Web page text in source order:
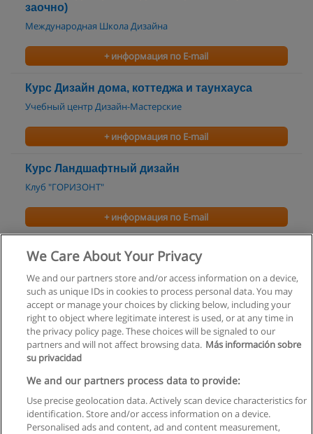
заочно)
Международная Школа Дизайна
+ информация по E-mail
Курс Дизайн дома, коттеджа и таунхауса
Учебный центр Дизайн-Мастерские
+ информация по E-mail
Курс Ландшафтный дизайн
Клуб "ГОРИЗОНТ"
+ информация по E-mail
Курс «Дизайнер-декоратор»
+ информация по E-mail
Правила пользования
Конфиденциальность информации
Напишите Educaedu
We Care About Your Privacy
We and our partners store and/or access information on a device,
such as unique IDs in cookies to process personal data. You may
accept or manage your choices by clicking below, including your
right to object where legitimate interest is used, or at any time in
the privacy policy page. These choices will be signaled to our
partners and will not affect browsing data. Más información sobre
su privacidad
We and our partners process data to provide:
Use precise geolocation data. Actively scan device characteristics for
identification. Store and/or access information on a device.
Personalised ads and content, ad and content measurement,